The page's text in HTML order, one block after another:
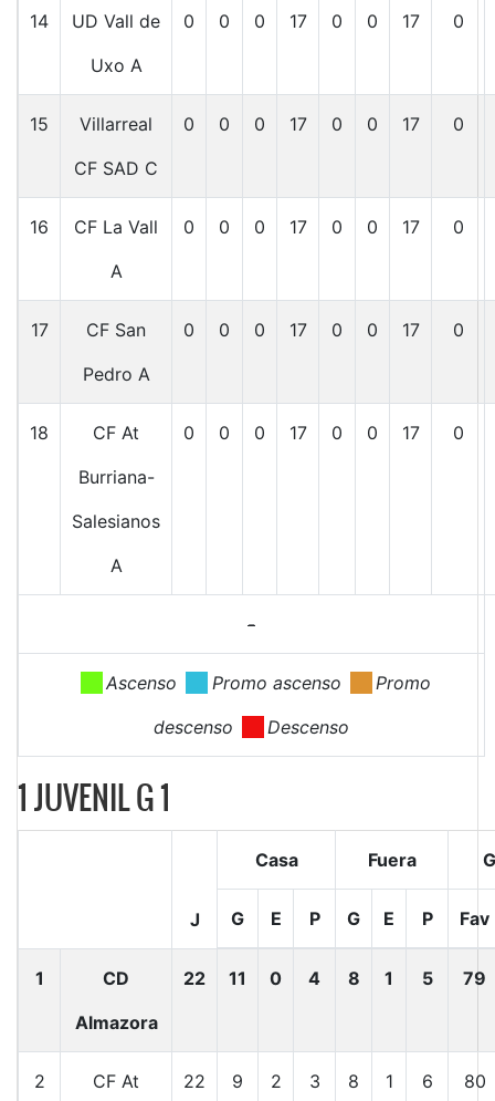
-
Ascenso Promo ascenso
Promo
descenso
Descenso
14
UD Vall de
Uxo A
0 0 0 17 0 0 17 0
15
Villarreal
CF SAD C
0 0 0 17 0 0 17 0
16
CF La Vall
A
0 0 0 17 0 0 17 0
17
CF San
Pedro A
0 0 0 17 0 0 17 0
18
CF At
Burriana-
Salesianos
A
0 0 0 17 0 0 17 0
1 JUVENIL G 1
J
Casa Fuera
G E P G E P Fav
1
CD
Almazora
22 11 0 4 8 1 5 79
2 CF At 22 9 2 3 8 1 6 80